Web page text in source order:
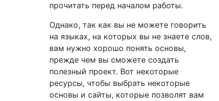
прочитать перед началом работы.
Однако, так как вы не можете говорить
на языках, на которых вы не знаете слов,
вам нужно хорошо понять основы,
прежде чем вы сможете создать
полезный проект. Вот некоторые
ресурсы, чтобы выбрать некоторые
основы и сайты, которые позволят вам